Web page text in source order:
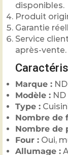
disponibles.
Produit
Garantie
Service
après-vente.
Marque : ND
Modèle :
Type :
Nombre de
Nombre de
Four : Oui,
Allumage :